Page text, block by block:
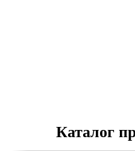
Каталог